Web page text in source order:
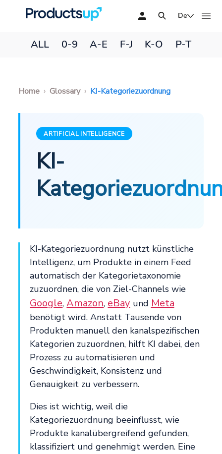
De
ALL 0-9 A-E F-J K-O P-T
Home Glossary KI-Kategoriezuordnung
ARTIFICIAL INTELLIGENCE
KI-
KI-Kategoriezuordnung nutzt künstliche
Intelligenz, um Produkte in einem Feed
automatisch der Kategorietaxonomie
zuzuordnen, die von Ziel-Channels wie
Google,Amazon, eBay und Meta
benötigt wird. Anstatt Tausende von
Produkten manuell den kanalspezifischen
Kategorien zuzuordnen, hilft KI dabei, den
Prozess zu automatisieren und
Geschwindigkeit, Konsistenz und
Genauigkeit zu verbessern.
Dies ist wichtig, weil die
Kategoriezuordnung beeinflusst, wie
Produkte kanalübergreifend gefunden,
klassifiziert und genehmigt werden. Eine